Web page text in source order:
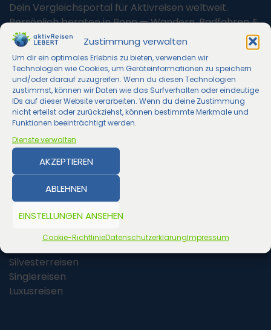
Zustimmung verwalten
Um dir ein optimales Erlebnis zu bieten, verwenden wir
Technologien wie Cookies, um Geräteinformationen zu speichern
und/oder darauf zuzugreifen. Wenn du diesen Technologien
zustimmst, können wir Daten wie das Surfverhalten oder eindeutige
IDs auf dieser Website verarbeiten. Wenn du deine Zustimmung
nicht erteilst oder zurückziehst, können bestimmte Merkmale und
Funktionen beeinträchtigt werden.
Dienste verwalten
AKZEPTIEREN
ABLEHNEN
EINSTELLUNGEN ANSEHEN
Cookie-RichtlinieDatenschutzerklärungImpressum
Dein Vergleichsportal für Aktivreisen weltweit.
Persönlich beraten in Bonn — Wandern, Radfahren &
die Welt erleben.
Michaela Lebert
Im Mühlenbach 7
53127 Bonn
0228 4107518
info@aktivreisen-lebert.de
Reisearten
Wanderreisen
Radreisen
Rundreisen
Silvesterreisen
Singlereisen
Luxusreisen